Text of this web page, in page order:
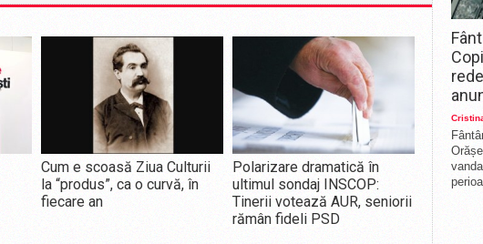
Cum e scoasă Ziua Culturii
la “produs”, ca o curvă, în
fiecare an
Polarizare dramatică în
ultimul sondaj INSCOP:
Tinerii votează AUR, seniorii
rămân fideli PSD